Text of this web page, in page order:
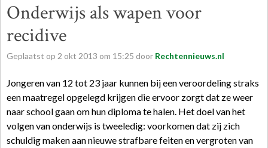
Onderwijs als wapen voor
recidive
Geplaatst op 2 okt 2013 om 15:25 door Rechtennieuws.nl
Jongeren van 12 tot 23 jaar kunnen bij een veroordeling straks
een maatregel opgelegd krijgen die ervoor zorgt dat ze weer
naar school gaan om hun diploma te halen. Het doel van het
volgen van onderwijs is tweeledig: voorkomen dat zij zich
schuldig maken aan nieuwe strafbare feiten en vergroten van